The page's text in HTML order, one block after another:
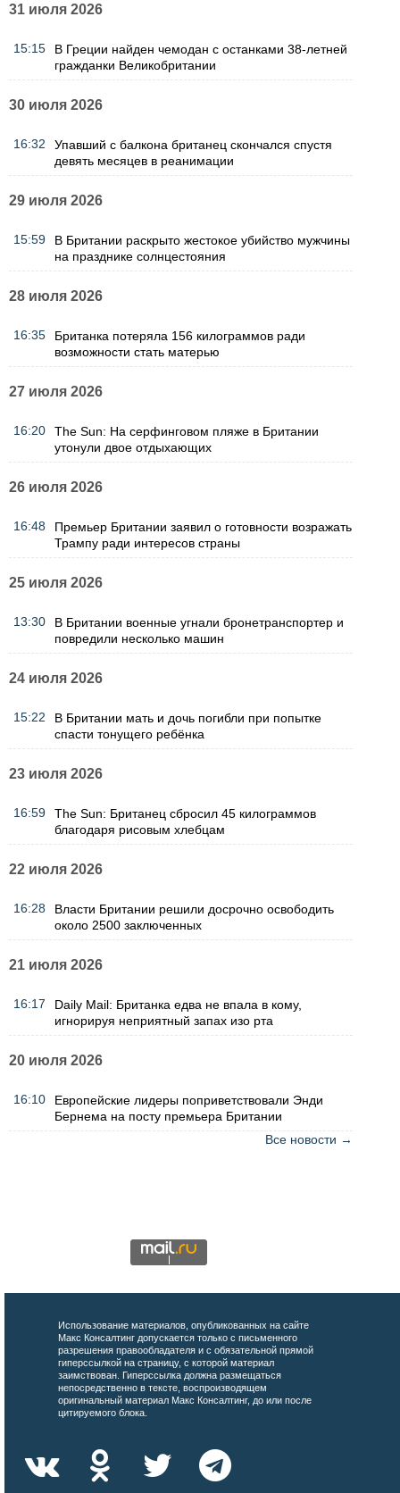
31 июля 2026
15:15
В Греции найден чемодан с останками 38-летней
гражданки Великобритании
30 июля 2026
16:32
Упавший с балкона британец скончался спустя
девять месяцев в реанимации
29 июля 2026
15:59
В Британии раскрыто жестокое убийство мужчины
на празднике солнцестояния
28 июля 2026
16:35
Британка потеряла 156 килограммов ради
возможности стать матерью
27 июля 2026
16:20
The Sun: На серфинговом пляже в Британии
утонули двое отдыхающих
26 июля 2026
16:48
Премьер Британии заявил о готовности возражать
Трампу ради интересов страны
25 июля 2026
13:30
В Британии военные угнали бронетранспортер и
повредили несколько машин
24 июля 2026
15:22
В Британии мать и дочь погибли при попытке
спасти тонущего ребёнка
23 июля 2026
16:59
The Sun: Британец сбросил 45 килограммов
благодаря рисовым хлебцам
22 июля 2026
16:28
Власти Британии решили досрочно освободить
около 2500 заключенных
21 июля 2026
16:17
Daily Mail: Британка едва не впала в кому,
игнорируя неприятный запах изо рта
20 июля 2026
16:10
Европейские лидеры поприветствовали Энди
Бернема на посту премьера Британии
Все новости →
Использование материалов, опубликованных на сайте
Макс Консалтинг допускается только с письменного
разрешения правообладателя и с обязательной прямой
гиперссылкой на страницу, с которой материал
заимствован. Гиперссылка должна размещаться
непосредственно в тексте, воспроизводящем
оригинальный материал Макс Консалтинг, до или после
цитируемого блока.